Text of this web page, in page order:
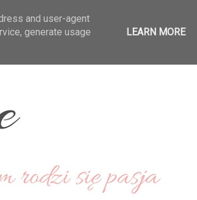
and user-agent
generate usage
LEARN MORE